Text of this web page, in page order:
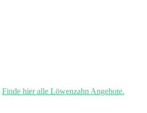
Finde hier alle Löwenzahn Angebote.